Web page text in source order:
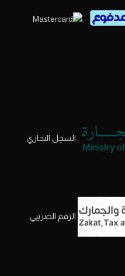
السجل التحاري
الرقم الضريبي